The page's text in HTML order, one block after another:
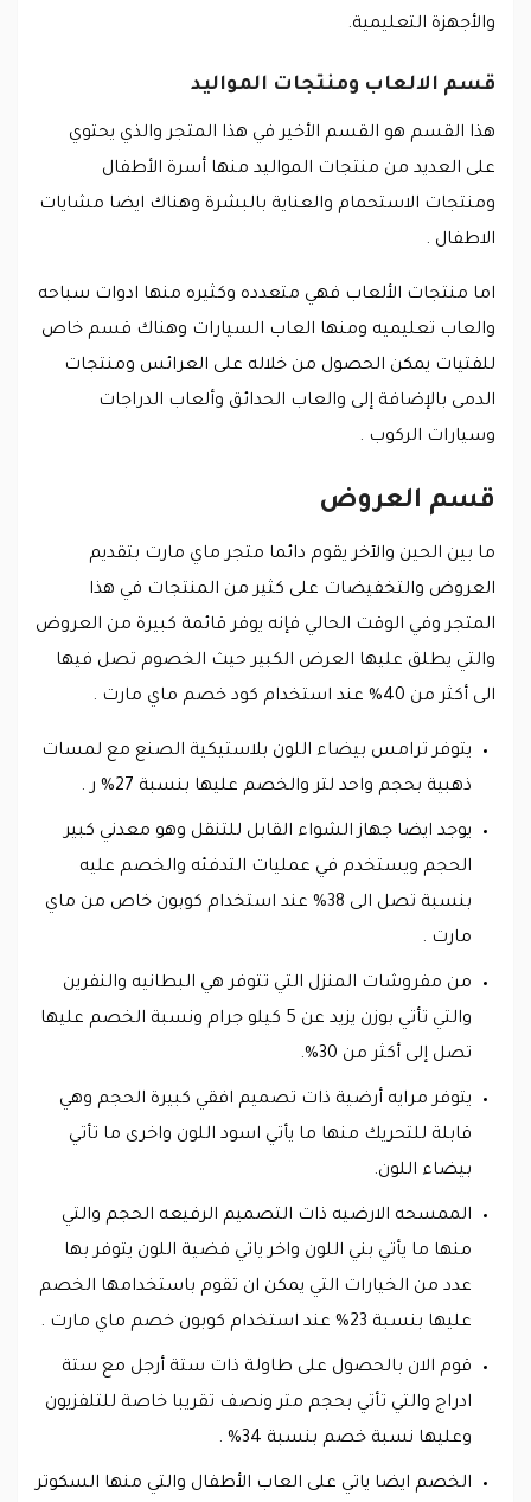
والأجهزة التعليمية.
قسم الالعاب ومنتجات المواليد
هذا القسم هو القسم الأخير في هذا المتجر والذي يحتوي
على العديد من منتجات المواليد منها أسرة الأطفال
ومنتجات الاستحمام والعناية بالبشرة وهناك ايضا مشايات
الاطفال .
اما منتجات الألعاب فهي متعدده وكثيره منها ادوات سباحه
والعاب تعليميه ومنها العاب السيارات وهناك قسم خاص
للفتيات يمكن الحصول من خلاله على العرائس ومنتجات
الدمى بالإضافة إلى والعاب الحدائق وألعاب الدراجات
وسيارات الركوب .
قسم العروض
ما بين الحين والآخر يقوم دائما متجر ماي مارت بتقديم
العروض والتخفيضات على كثير من المنتجات في هذا
المتجر وفي الوقت الحالي فإنه يوفر قائمة كبيرة من العروض
والتي يطلق عليها العرض الكبير حيث الخصوم تصل فيها
الى أكثر من 40% عند استخدام كود خصم ماي مارت .
يتوفر ترامس بيضاء اللون بلاستيكية الصنع مع لمسات
ذهبية بحجم واحد لتر والخصم عليها بنسبة 27% ر .
يوجد ايضا جهاز الشواء القابل للتنقل وهو معدني كبير
الحجم ويستخدم في عمليات التدفئه والخصم عليه
بنسبة تصل الى 38% عند استخدام كوبون خاص من ماي
مارت .
من مفروشات المنزل التي تتوفر هي البطانيه والنفرين
والتي تأتي بوزن يزيد عن 5 كيلو جرام ونسبة الخصم عليها
تصل إلى أكثر من 30%.
يتوفر مرايه أرضية ذات تصميم افقي كبيرة الحجم وهي
قابلة للتحريك منها ما يأتي اسود اللون واخرى ما تأتي
بيضاء اللون.
الممسحه الارضيه ذات التصميم الرفيعه الحجم والتي
منها ما يأتي بني اللون واخر ياتي فضية اللون يتوفر بها
عدد من الخيارات التي يمكن ان تقوم باستخدامها الخصم
عليها بنسبة 23% عند استخدام كوبون خصم ماي مارت .
قوم الان بالحصول على طاولة ذات ستة أرجل مع ستة
ادراج والتي تأتي بحجم متر ونصف تقريبا خاصة للتلفزيون
وعليها نسبة خصم بنسبة 34% .
الخصم ايضا ياتي على العاب الأطفال والتي منها السكوتر